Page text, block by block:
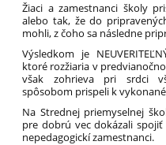
Žiaci a zamestnanci školy
alebo tak, že do
mohli, z čoho sa následne
Výsledkom je
ktoré rozžiaria v
však zohrieva pri srdci
spôsobom prispeli k
Na Strednej priemyselnej
pre dobrú vec dokázali
nepedagogickí zamestnanci.